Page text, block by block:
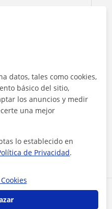
legal y de privacidad
ahora
datos, tales como cookies,
básico del sitio,
los anuncios y medir
una mejor
lo establecido en
de Privacidad.